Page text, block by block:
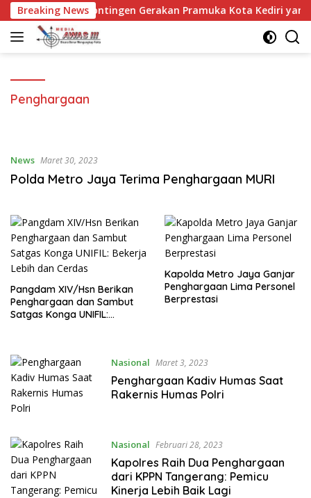
Langsung
ke
konten
Breaking News
Pelepasan Kontingen Gerakan Pramuka Kota Kediri yang
Penghargaan
News Maret 30, 2023
Polda Metro Jaya Terima Penghargaan MURI
Pangdam XIV/Hsn Berikan
Penghargaan dan Sambut
Satgas Konga UNIFIL:
Kapolda Metro Jaya Ganjar
Penghargaan Lima Personel
Berprestasi
Nasional Maret 3, 2023
Penghargaan Kadiv Humas Saat
Rakernis Humas Polri
Nasional Februari 28, 2023
Kapolres Raih Dua Penghargaan
dari KPPN Tangerang: Pemicu
Kinerja Lebih Baik Lagi